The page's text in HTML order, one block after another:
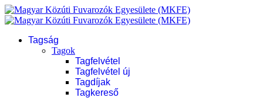
Tagság
Tagok
Tagfelvétel
Tagfelvétel új
Tagdíjak
Tagkereső